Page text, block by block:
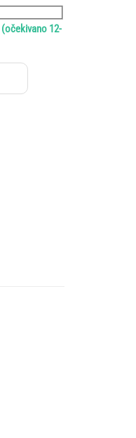
(očekivano 12-